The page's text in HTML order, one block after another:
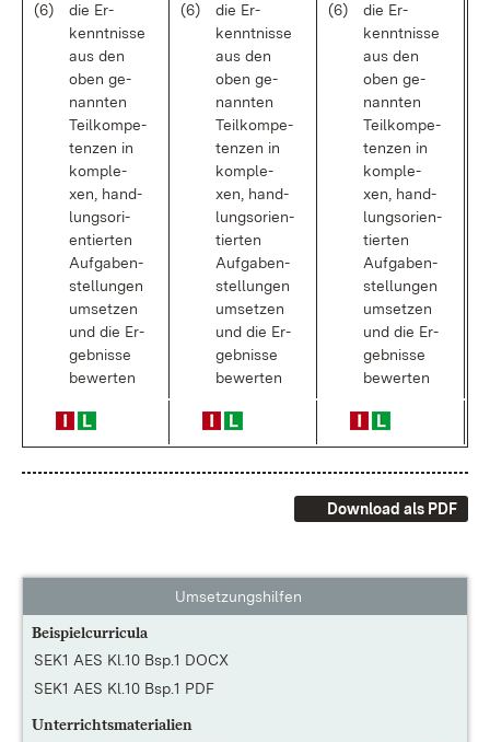
(6)
die Er­
kennt­nis­se
aus den
oben ge­
nann­ten
Teil­kom­pe­
ten­zen in
kom­ple­
xen, hand­
lungs­ori­
en­tier­ten
Auf­ga­ben­
stel­lun­gen
um­set­zen
und die Er­
geb­nis­se
be­wer­ten
(6)
die Er­
kennt­nis­se
aus den
oben ge­
nann­ten
Teil­kom­pe­
ten­zen in
kom­ple­
xen, hand­
lungs­ori­en­
tier­ten
Auf­ga­ben­
stel­lun­gen
um­set­zen
und die Er­
geb­nis­se
be­wer­ten
(6)
die Er­
kennt­nis­se
aus den
oben ge­
nann­ten
Teil­kom­pe­
ten­zen in
kom­ple­
xen, hand­
lungs­ori­en­
tier­ten
Auf­ga­ben­
stel­lun­gen
um­set­zen
und die Er­
geb­nis­se
be­wer­ten
Download als PDF
Umsetzungshilfen
Beispielcurricula
SEK1 AES Kl.10 Bsp.1 DOCX
SEK1 AES Kl.10 Bsp.1 PDF
Unterrichtsmaterialien